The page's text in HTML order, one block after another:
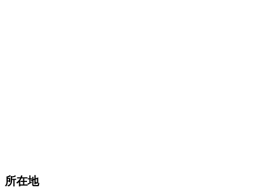
所在地